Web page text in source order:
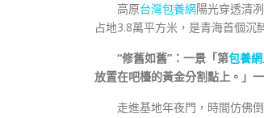
高原台灣包養網陽光穿透清
占地3.8萬平方米，是青海首個
“修舊如舊”：一景「第包養網
放置在吧檯的黃金分割點上。」
走進基地年夜門，時間仿佛